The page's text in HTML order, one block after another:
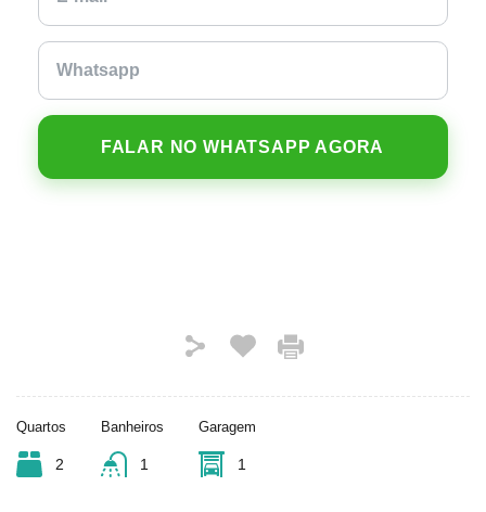
FALAR NO WHATSAPP AGORA
Quartos
2
Banheiros
1
Garagem
1